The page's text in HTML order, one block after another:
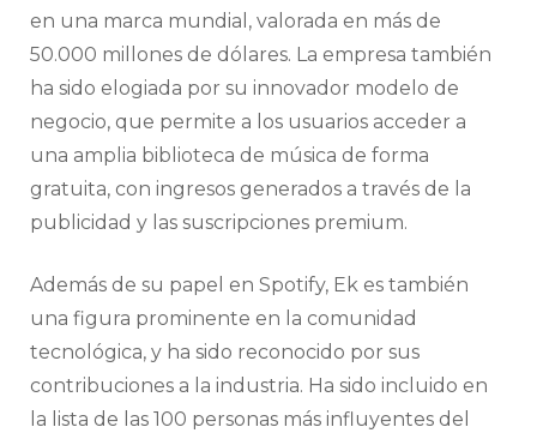
en una marca mundial, valorada en más de
50.000 millones de dólares. La empresa también
ha sido elogiada por su innovador modelo de
negocio, que permite a los usuarios acceder a
una amplia biblioteca de música de forma
gratuita, con ingresos generados a través de la
publicidad y las suscripciones premium.
Además de su papel en Spotify, Ek es también
una figura prominente en la comunidad
tecnológica, y ha sido reconocido por sus
contribuciones a la industria. Ha sido incluido en
la lista de las 100 personas más influyentes del